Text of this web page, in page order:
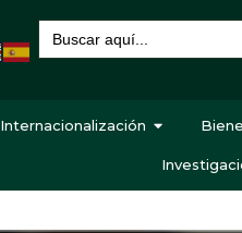
Buscar:
Internacionalización